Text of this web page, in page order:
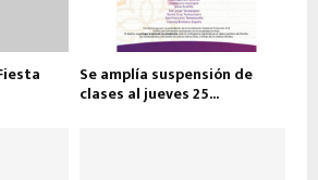
Se amplía suspensión de
clases al jueves 25...